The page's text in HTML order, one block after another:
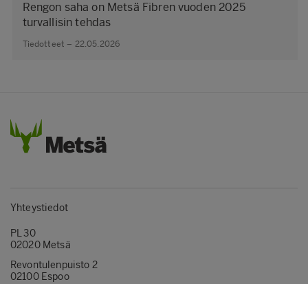
Rengon saha on Metsä Fibren vuoden 2025
turvallisin tehdas
Tiedotteet – 22.05.2026
Yhteystiedot
PL 30
02020 Metsä
Revontulenpuisto 2
02100 Espoo